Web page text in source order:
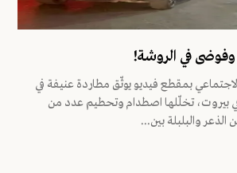
وفوضى في الروشة!
بمقطع فيديو يوثّق مطاردة عنيفة في
بيروت، تخلّلها اصطدام وتحطيم عدد من
الذعر والبلبلة بين...